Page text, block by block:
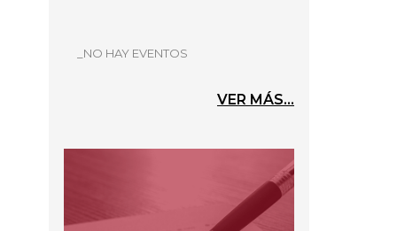
_NO HAY EVENTOS
VER MÁS...